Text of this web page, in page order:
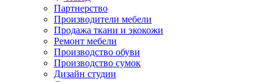
Партнерство
Производители мебели
Продажа ткани и экокожи
Ремонт мебели
Производство обуви
Производство сумок
Дизайн студии